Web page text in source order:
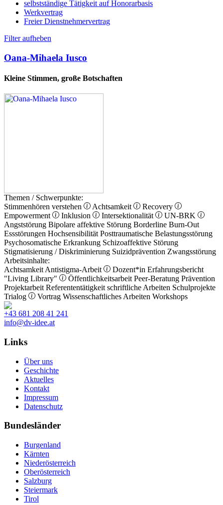
selbstständige Tätigkeit auf Honorarbasis
Werkvertrag
Freier Dienstnehmervertrag
Filter aufheben
Oana-Mihaela Iusco
Kleine Stimmen, große Botschaften
Themen / Schwerpunkte:
Stimmenhören verstehen
Achtsamkeit
Recovery
Empowerment
Inklusion Intersektionalität
UN-BRK
Angststörung Bipolare affektive Störung Borderline Burn-Out
Essstörungen Hochsensibilität Posttraumatische Belastungsstörung
Psychosomatische Erkrankung Schizoaffektive Störung
Stigmatisierung / Diskriminierung Suizidprävention Zwangsstörung
Arbeitsinhalte:
Achtsamkeit Antistigma-Arbeit Dozent*in Erfahrungsbericht
"Living Library"
Öffentlichkeitsarbeit Peer-Beratung Prävention
Projektarbeit Referententätigkeit schriftliche Arbeiten Schulprojekte
Trialog
Vortrag Wissenschaftliches Arbeiten Workshops
+43 681 208 41 241
info@dv-idee.at
Links
Über uns
Geschichte
Aktuelles
Kontakt
Impressum
Datenschutz
Bundesländer
Burgenland
Kärnten
Niederösterreich
Oberösterreich
Salzburg
Steiermark
Tirol